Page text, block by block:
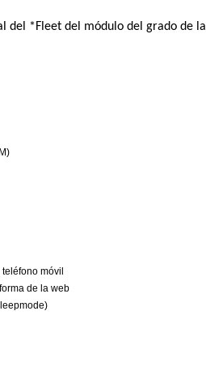
del *Fleet del módulo del grado de la
móvil
de la web